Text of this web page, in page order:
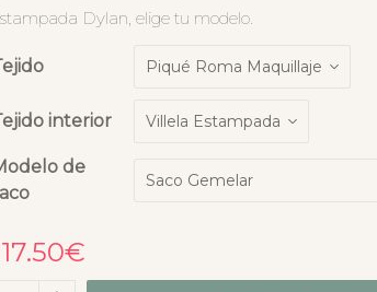
Dylan, elige tu modelo.
interior
de
€